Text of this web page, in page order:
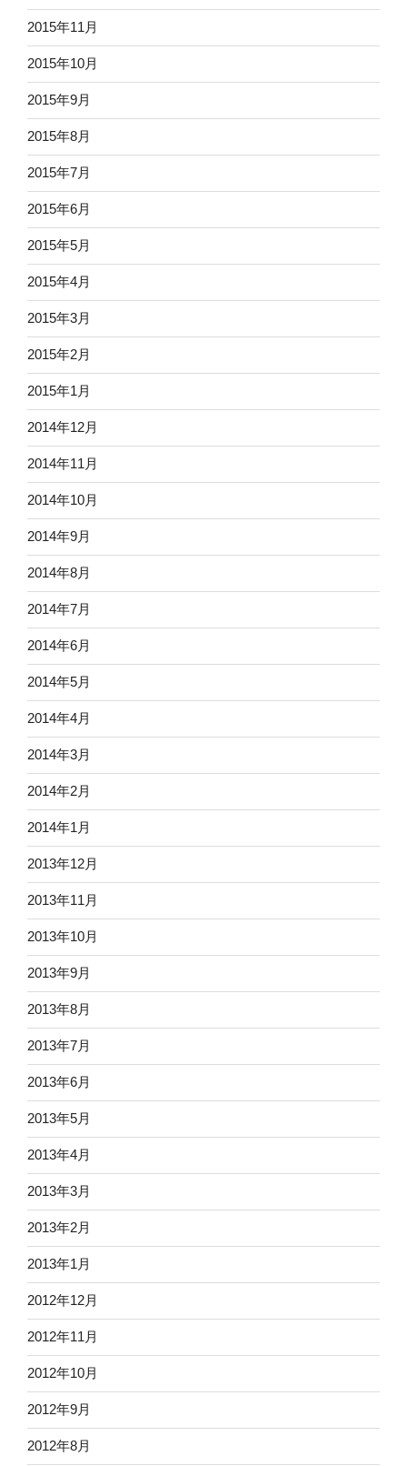
2015年11月
2015年10月
2015年9月
2015年8月
2015年7月
2015年6月
2015年5月
2015年4月
2015年3月
2015年2月
2015年1月
2014年12月
2014年11月
2014年10月
2014年9月
2014年8月
2014年7月
2014年6月
2014年5月
2014年4月
2014年3月
2014年2月
2014年1月
2013年12月
2013年11月
2013年10月
2013年9月
2013年8月
2013年7月
2013年6月
2013年5月
2013年4月
2013年3月
2013年2月
2013年1月
2012年12月
2012年11月
2012年10月
2012年9月
2012年8月